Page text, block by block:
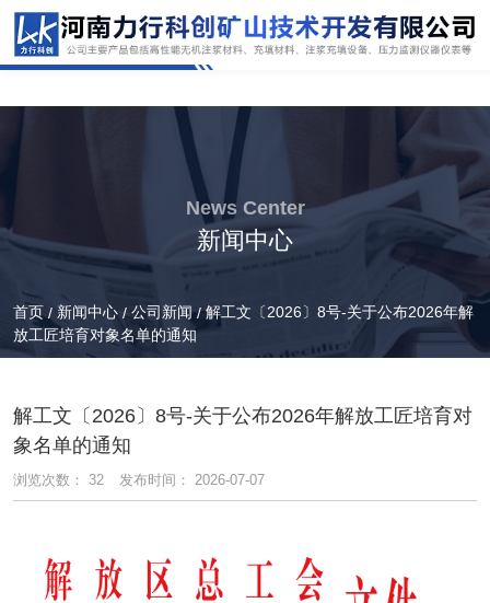
News Center
新闻中心
首页 / 新闻中心 / 公司新闻 / 解工文〔2026〕8号-关于公布2026年解
放工匠培育对象名单的通知
解工文〔2026〕8号-关于公布2026年解放工匠培育对
象名单的通知
浏览次数： 32 发布时间： 2026-07-07